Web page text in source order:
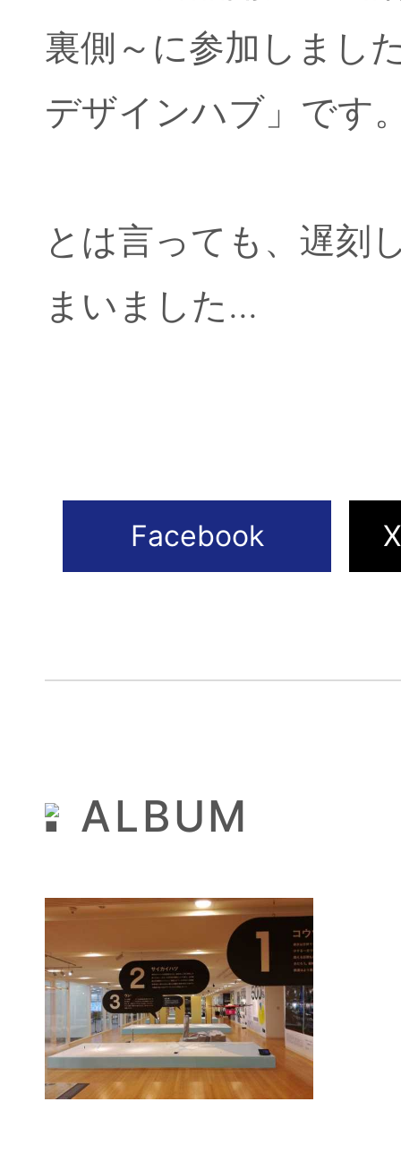
裏側～に参加しまし
デザインハブ」です
とは言っても、遅刻
まいました...
ALBUM